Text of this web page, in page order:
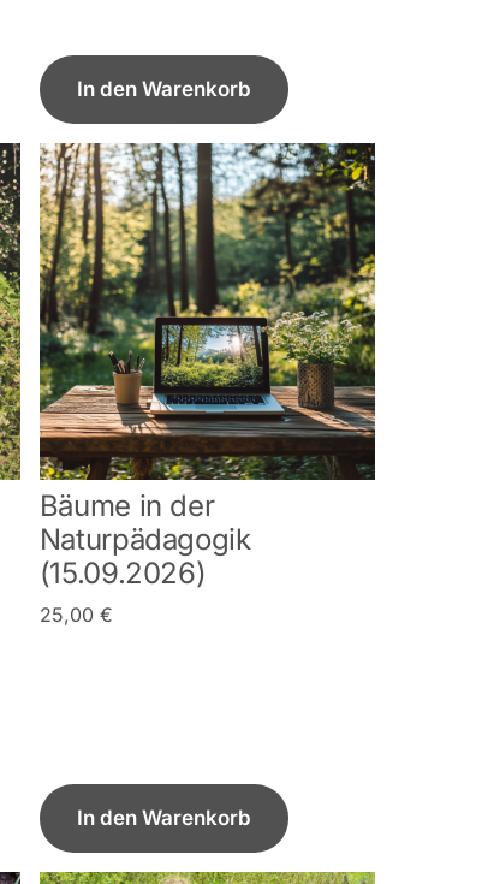
In den Warenkorb
Bäume in der
Naturpädagogik
(15.09.2026)
25,00 €
In den Warenkorb